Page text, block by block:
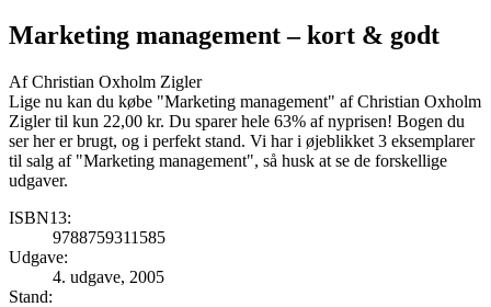
Marketing management– kort & godt
AfChristian Oxholm Zigler
Lige nu kan du købe "Marketing management" af Christian Oxholm
Zigler til kun 22,00 kr. Du sparer hele 63% af nyprisen! Bogen du
ser her er brugt, og i perfekt stand. Vi har i øjeblikket 3 eksemplarer
til salg af "Marketing management", så husk at se de forskellige
udgaver.
ISBN13:
9788759311585
Udgave:
4. udgave, 2005
Stand: